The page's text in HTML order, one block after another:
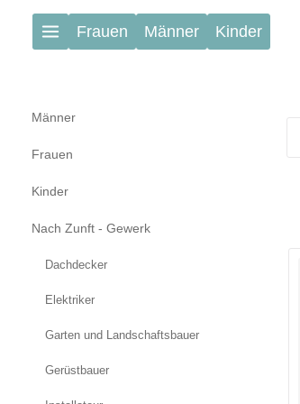
Zum Hauptinhalt springen
Frauen Männer Kinder
Männer
Frauen
Kinder
Nach Zunft - Gewerk
Dachdecker
Elektriker
Garten und Landschaftsbauer
Gerüstbauer